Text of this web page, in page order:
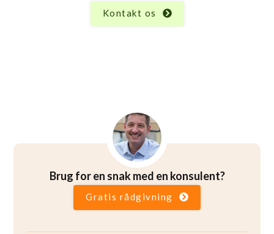
Kontakt os
Brug for en snak med en konsulent?
Gratis rådgivning